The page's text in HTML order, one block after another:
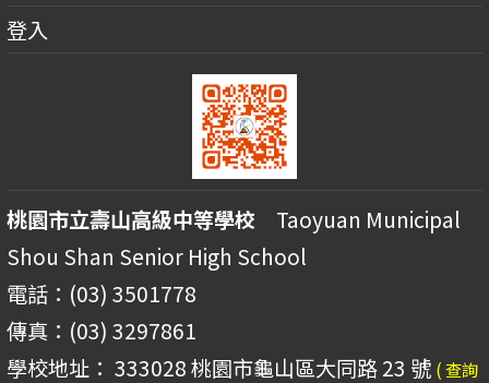
登入
桃園市立壽山高級中等學校 Taoyuan Municipal
Shou Shan Senior High School
電話：(03) 3501778
傳真：(03) 3297861
學校地址： 333028 桃園市龜山區大同路 23 號 ( 查詢